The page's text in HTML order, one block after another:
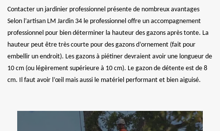
Contacter un jardinier professionnel présente de nombreux avantages
Selon l’artisan LM Jardin 34 le professionnel offre un accompagnement
professionnel pour bien déterminer la hauteur des gazons après tonte. La
hauteur peut être très courte pour des gazons d’ornement (fait pour
embellir un endroit). Les gazons à piétiner devraient avoir une longueur de
10 cm (ou légèrement supérieure à 10 cm). Le gazon de détente est de 8
cm. Il faut avoir l’œil mais aussi le matériel performant et bien aiguisé.